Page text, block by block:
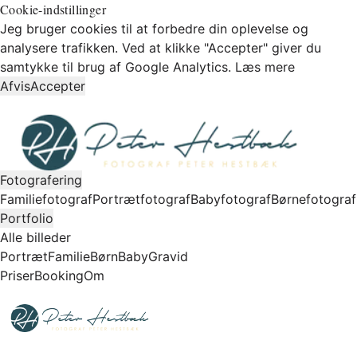
Cookie-indstillinger
Jeg bruger cookies til at forbedre din oplevelse og
analysere trafikken. Ved at klikke "Accepter" giver du
samtykke til brug af Google Analytics. Læs mere
AfvisAccepter
Fotografering
FamiliefotografPortrætfotografBabyfotografBørnefotograf
Portfolio
Alle billeder
PortrætFamilieBørnBabyGravid
PriserBookingOm